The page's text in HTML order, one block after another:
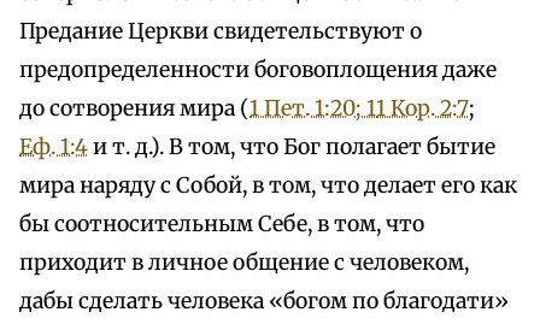
Предание Церкви свидетельствуют о
предопределенности боговоплощения даже
до сотворения мира (1 Пет. 1:20; 11 Кор. 2:7;
Еф. 1:4и т. д.). В том, что Бог полагает бытие
мира наряду с Собой, в том, что делает его как
бы соотносительным Себе, в том, что
приходит в личное общение с человеком,
дабы сделать человека «богом по благодати»